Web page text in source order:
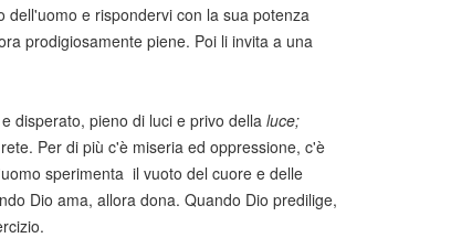
e rispondervi con la sua potenza
prodigiosamente piene. Poi li invita a una
disperato, pieno di luci e privo della luce;
Per di più c'è miseria ed oppressione, c'è
sperimenta il vuoto del cuore e delle
Dio ama, allora dona. Quando Dio predilige,